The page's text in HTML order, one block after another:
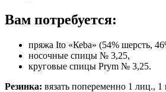
Вам потребуется:
пряжа Ito «Кеbа» (54% шерсть,
носочные спицы № 3,25,
круговые спицы Prym № 3,25.
Резинка: вязать попеременно 1 лиц., 1